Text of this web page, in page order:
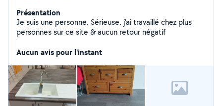
Présentation
Je suis une personne. Sérieuse. j'ai travaillé chez plus
personnes sur ce site & aucun retour négatif
Aucun avis pour l'instant